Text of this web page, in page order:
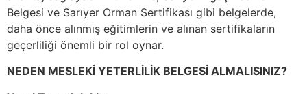
Belgesi ve Sarıyer Orman Sertifikası gibi belgelerde,
daha önce alınmış eğitimlerin ve alınan sertifikaların
geçerliliği önemli bir rol oynar.
NEDEN MESLEKİ YETERLİLİK BELGESİ ALMALISINIZ?